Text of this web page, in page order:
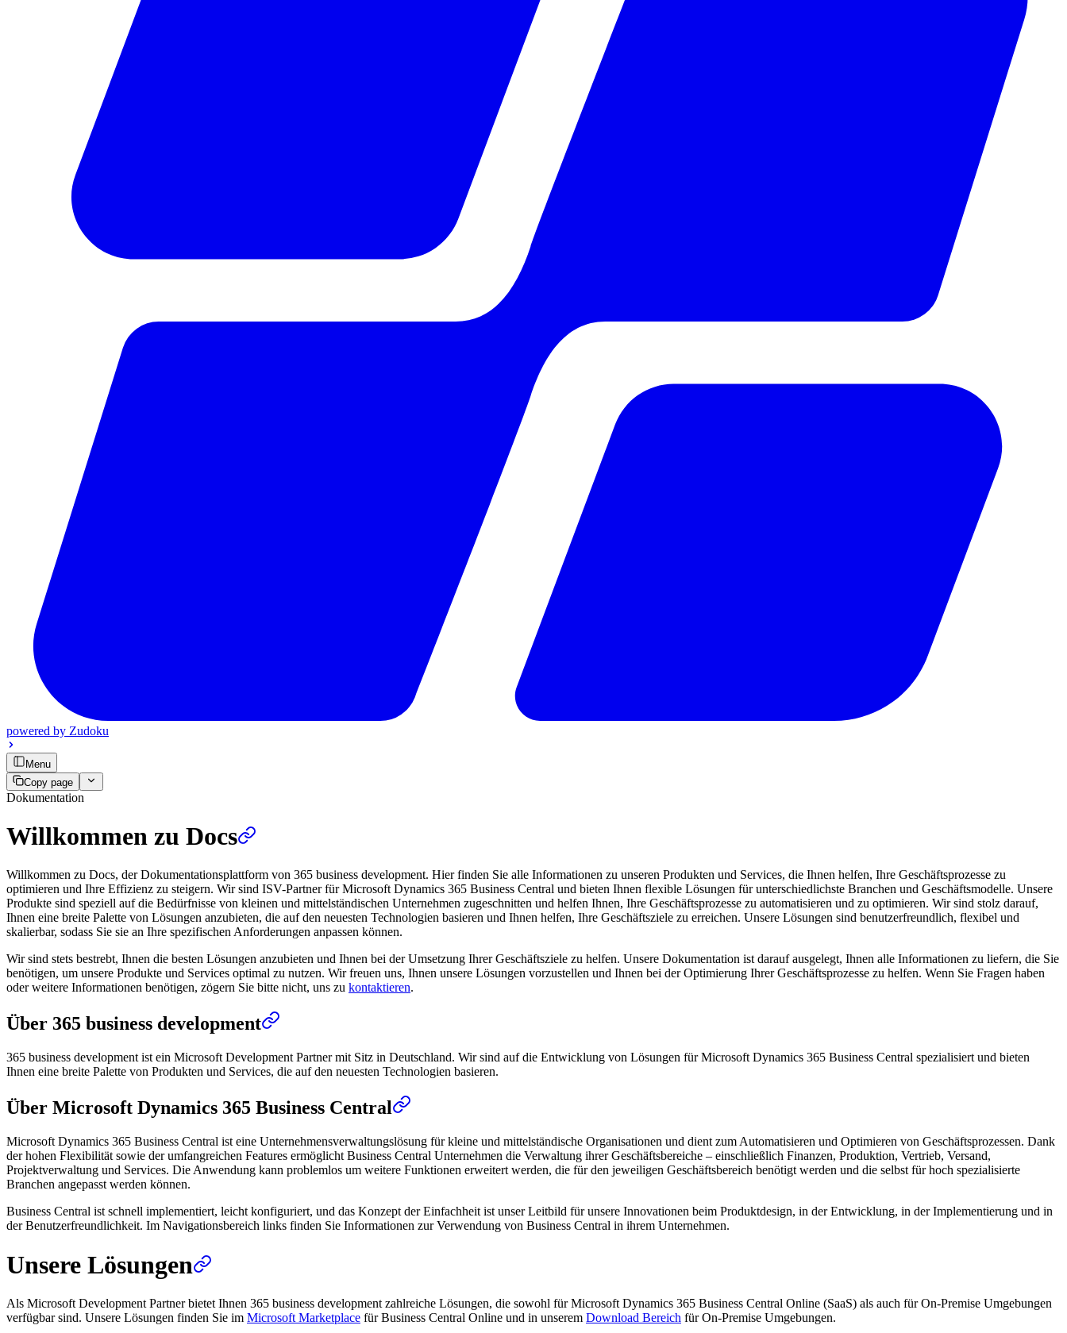
powered by Zudoku
Menu
Copy page
Dokumentation
Willkommen zu Docs
Willkommen zu Docs, der Dokumentationsplattform von 365 business development. Hier finden Sie alle Informationen zu unseren Produkten und Services, die Ihnen helfen, Ihre Geschäftsprozesse zu
optimieren und Ihre Effizienz zu steigern. Wir sind ISV-Partner für Microsoft Dynamics 365 Business Central und bieten Ihnen flexible Lösungen für unterschiedlichste Branchen und Geschäftsmodelle. Unsere
Produkte sind speziell auf die Bedürfnisse von kleinen und mittelständischen Unternehmen zugeschnitten und helfen Ihnen, Ihre Geschäftsprozesse zu automatisieren und zu optimieren. Wir sind stolz darauf,
Ihnen eine breite Palette von Lösungen anzubieten, die auf den neuesten Technologien basieren und Ihnen helfen, Ihre Geschäftsziele zu erreichen. Unsere Lösungen sind benutzerfreundlich, flexibel und
skalierbar, sodass Sie sie an Ihre spezifischen Anforderungen anpassen können.
Wir sind stets bestrebt, Ihnen die besten Lösungen anzubieten und Ihnen bei der Umsetzung Ihrer Geschäftsziele zu helfen. Unsere Dokumentation ist darauf ausgelegt, Ihnen alle Informationen zu liefern, die Sie
benötigen, um unsere Produkte und Services optimal zu nutzen. Wir freuen uns, Ihnen unsere Lösungen vorzustellen und Ihnen bei der Optimierung Ihrer Geschäftsprozesse zu helfen. Wenn Sie Fragen haben
oder weitere Informationen benötigen, zögern Sie bitte nicht, uns zu kontaktieren.
Über 365 business development
365 business development ist ein Microsoft Development Partner mit Sitz in Deutschland. Wir sind auf die Entwicklung von Lösungen für Microsoft Dynamics 365 Business Central spezialisiert und bieten
Ihnen eine breite Palette von Produkten und Services, die auf den neuesten Technologien basieren.
Über Microsoft Dynamics 365 Business Central
Microsoft Dynamics 365 Business Central ist eine Unternehmensverwaltungslösung für kleine und mittelständische Organisationen und dient zum Automatisieren und Optimieren von Geschäftsprozessen. Dank
der hohen Flexibilität sowie der umfangreichen Features ermöglicht Business Central Unternehmen die Verwaltung ihrer Geschäftsbereiche – einschließlich Finanzen, Produktion, Vertrieb, Versand,
Projektverwaltung und Services. Die Anwendung kann problemlos um weitere Funktionen erweitert werden, die für den jeweiligen Geschäftsbereich benötigt werden und die selbst für hoch spezialisierte
Branchen angepasst werden können.
Business Central ist schnell implementiert, leicht konfiguriert, und das Konzept der Einfachheit ist unser Leitbild für unsere Innovationen beim Produktdesign, in der Entwicklung, in der Implementierung und in
der Benutzerfreundlichkeit. Im Navigationsbereich links finden Sie Informationen zur Verwendung von Business Central in ihrem Unternehmen.
Unsere Lösungen
Als Microsoft Development Partner bietet Ihnen 365 business development zahlreiche Lösungen, die sowohl für Microsoft Dynamics 365 Business Central Online (SaaS) als auch für On-Premise Umgebungen
verfügbar sind. Unsere Lösungen finden Sie im Microsoft Marketplace für Business Central Online und in unserem Download Bereich für On-Premise Umgebungen.